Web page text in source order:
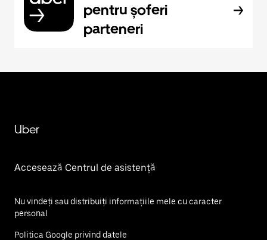
pentru șoferi
parteneri
Uber
Accesează Centrul de asistență
Nu vindeți sau distribuiți informațiile mele cu caracter
personal
Politica Google privind datele